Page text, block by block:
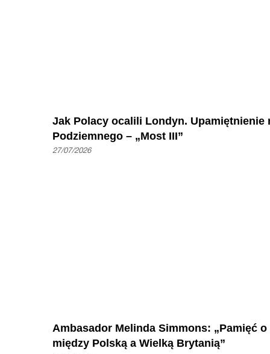
Jak Polacy ocalili Londyn. Upamiętnienie
Podziemnego – „Most III”
27/07/2026
Ambasador Melinda Simmons: „Pamięć
między Polską a Wielką Brytanią”